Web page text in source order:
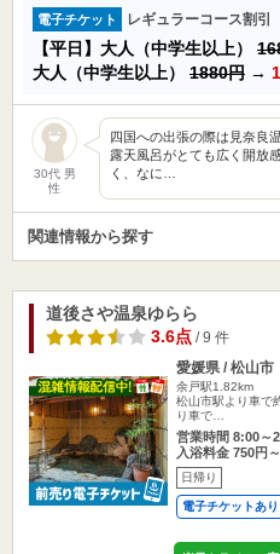
電子チケット レギュラーコース割引
【平日】大人（中学生以上）
大人（中学生以上） 1880円 →
30代 男
性
四国への出張の際は見奈良
露天風呂がとても広く開放
く、なに…
関連情報から探す
道後さや温泉ゆらら
3.6点/ 9 件
愛媛県 / 松山市
余戸駅1.82km
松山市駅より車で
り車で…
営業時間 8:00～
入浴料金 750円～
日帰り
電子チケットあり